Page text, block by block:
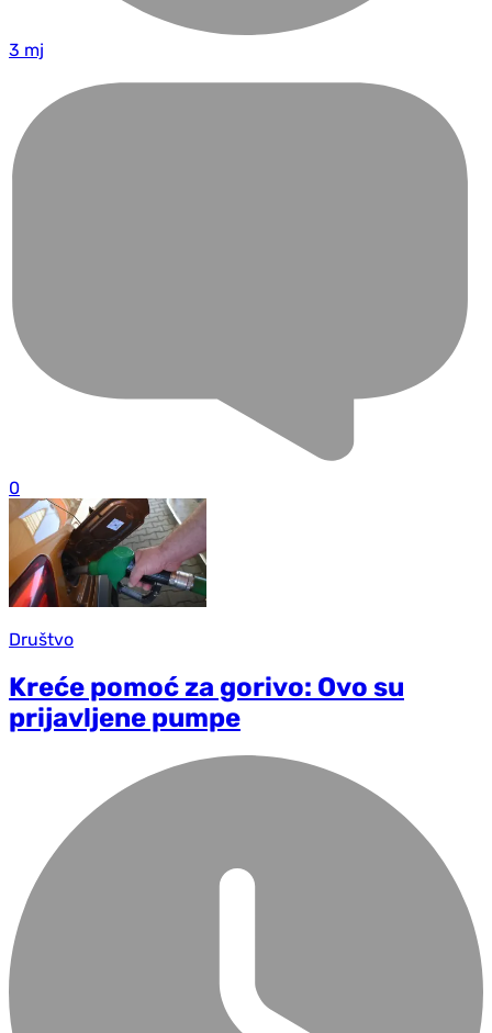
3 mj
0
Društvo
Kreće pomoć za gorivo: Ovo su
prijavljene pumpe